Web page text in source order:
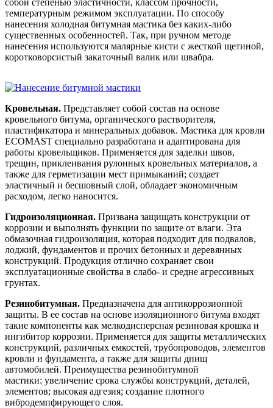
температурным режимом эксплуатации. По способу
нанесения холодная битумная мастика без каких-либо
существенных особенностей. Так, при ручном методе
нанесения используются малярные кисти с жесткой щетиной,
коротковорсистый закаточный валик или швабра.
Кровельная. Представляет собой состав на основе
кровельного битума, органического растворителя,
пластификатора и минеральных добавок. Мастика для кровли
ECOMAST специально разработана и адаптирована для
работы кровельщиков. Применяется для заделки швов,
трещин, приклеивания рулонных кровельных материалов, а
также для герметизации мест примыканий; создает
эластичный и бесшовный слой, обладает экономичным
расходом, легко наносится.
Гидроизоляционная. Призвана защищать конструкции от
коррозии и выполнять функции по защите от влаги. Эта
обмазочная гидроизоляция, которая подходит для подвалов,
лоджий, фундаментов и прочих бетонных и деревянных
конструкций. Продукция отлично сохраняет свои
эксплуатационные свойства в слабо- и средне агрессивных
грунтах.
Резинобитумная. Предназначена для антикоррозионной
защиты. В ее состав на основе изоляционного битума входят
такие компоненты как мелкодисперсная резиновая крошка и
ингибитор коррозии. Применяется для защиты металлических
конструкций, различных емкостей, трубопроводов, элементов
кровли и фундамента, а также для защиты днищ
автомобилей. Преимущества резинобитумной
мастики: увеличение срока службы конструкций, деталей,
элементов; высокая адгезия; создание плотного
вибродемпфирующего слоя.